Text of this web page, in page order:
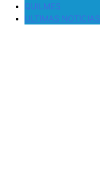
QUILMES
ULTIMAS NOTICIAS